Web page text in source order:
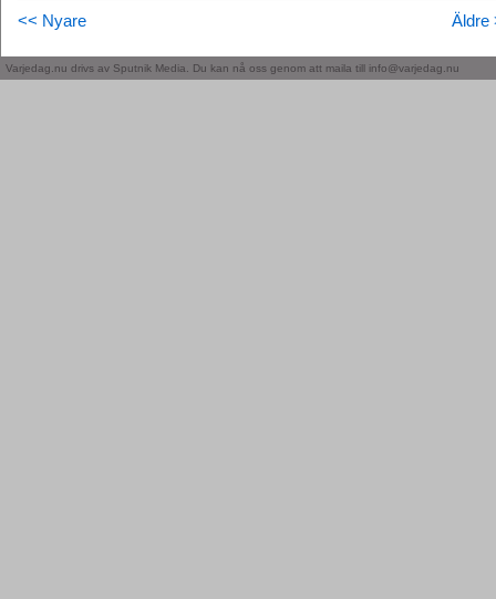
<< Nyare Äldre
Varjedag.nu drivs av Sputnik Media. Du kan nå oss genom att maila till info@varjedag.nu